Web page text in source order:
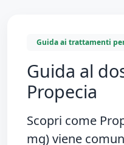
Guida ai trattamenti
Guida al
Propecia
Scopri come
mg)viene